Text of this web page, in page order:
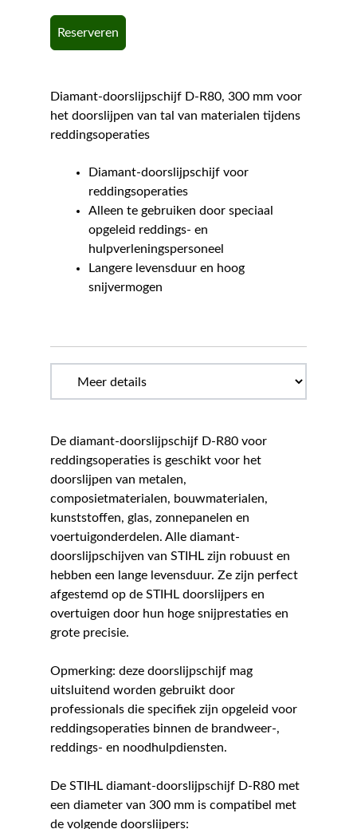
Reserveren
Diamant-doorslijpschijf D-R80, 300 mm voor
het doorslijpen van tal van materialen tijdens
reddingsoperaties
Diamant-doorslijpschijf voor
reddingsoperaties
Alleen te gebruiken door speciaal
opgeleid reddings- en
hulpverleningspersoneel
Langere levensduur en hoog
snijvermogen
De diamant-doorslijpschijf D-R80 voor
reddingsoperaties is geschikt voor het
doorslijpen van metalen,
composietmaterialen, bouwmaterialen,
kunststoffen, glas, zonnepanelen en
voertuigonderdelen. Alle diamant-
doorslijpschijven van STIHL zijn robuust en
hebben een lange levensduur. Ze zijn perfect
afgestemd op de STIHL doorslijpers en
overtuigen door hun hoge snijprestaties en
grote precisie.
Opmerking: deze doorslijpschijf mag
uitsluitend worden gebruikt door
professionals die specifiek zijn opgeleid voor
reddingsoperaties binnen de brandweer-,
reddings- en noodhulpdiensten.
De STIHL diamant-doorslijpschijf D-R80 met
een diameter van 300 mm is compatibel met
de volgende doorslijpers: